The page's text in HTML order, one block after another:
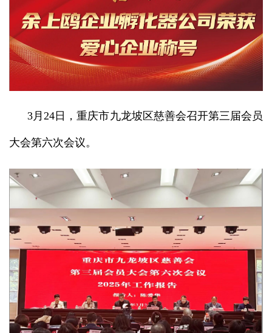
3月24日，重庆市九龙坡区慈善会召开第三届会员
大会第六次会议。